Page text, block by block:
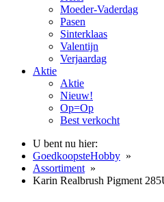
Moeder-Vaderdag
Pasen
Sinterklaas
Valentijn
Verjaardag
Aktie
Aktie
Nieuw!
Op=Op
Best verkocht
U bent nu hier:
GoedkoopsteHobby »
Assortiment »
Karin Realbrush Pigment